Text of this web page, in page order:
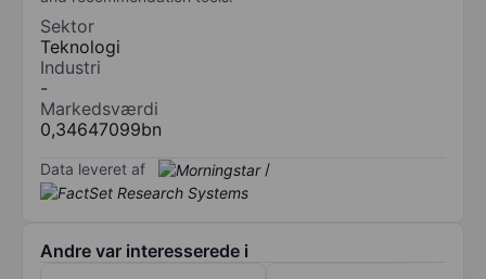
Sektor
Teknologi
Industri
-
Markedsværdi
0,34647099bn
Data leveret af /
Andre var interesserede i